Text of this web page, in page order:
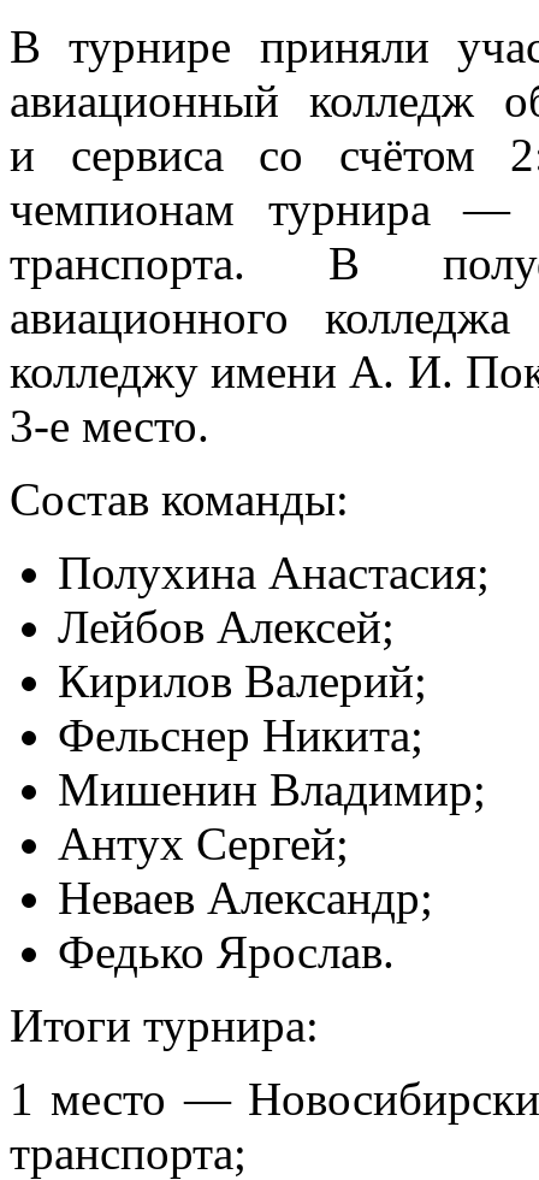
В турнире приняли
авиационный колледж
и сервиса со счётом
чемпионам турнира —
транспорта. В
авиационного
колледжу имени А. И.
3-е место.
Состав команды:
Полухина Анастасия;
Лейбов Алексей;
Кирилов Валерий;
Фельснер Никита;
Мишенин Владимир;
Антух Сергей;
Неваев Александр;
Федько Ярослав.
Итоги турнира:
1 место —
транспорта;